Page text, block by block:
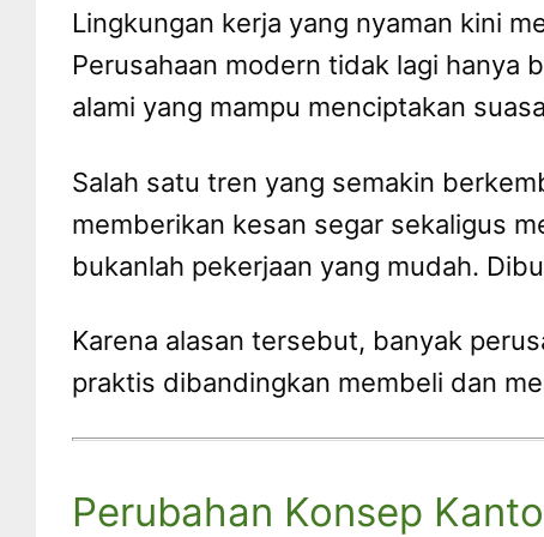
Lingkungan kerja yang nyaman kini
Perusahaan modern tidak lagi hanya
alami yang mampu menciptakan
Salah satu tren yang semakin
memberikan kesan segar sekaligus
bukanlah pekerjaan yang mudah.
Karena alasan tersebut, banyak
praktis dibandingkan membeli dan
Perubahan Konsep